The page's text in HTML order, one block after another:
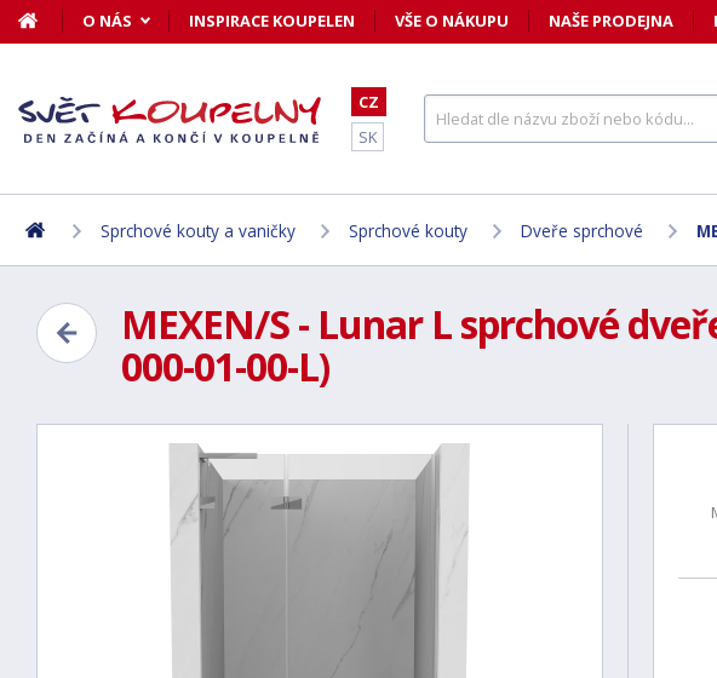
O NÁS INSPIRACE KOUPELEN VŠE O NÁKUPU NAŠE PRODEJNA
CZ
SK
Sprchové kouty a vaničky Sprchové kouty Dveře sprchové
MEXEN/S - Lunar L sprchové
000-01-00-L)